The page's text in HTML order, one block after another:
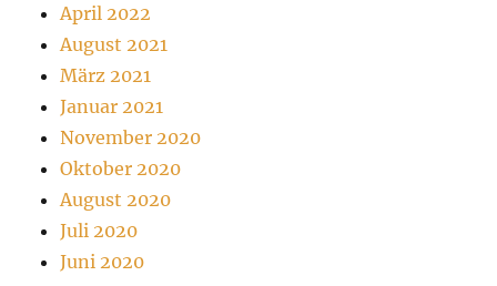
April 2022
August 2021
März 2021
Januar 2021
November 2020
Oktober 2020
August 2020
Juli 2020
Juni 2020